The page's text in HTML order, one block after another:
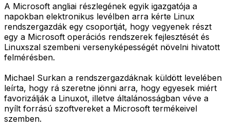
A Microsoft angliai részlegének egyik igazgatója a
napokban elektronikus levélben arra kérte Linux
rendszergazdák egy csoportját, hogy vegyenek részt
egy a Microsoft operációs rendszerek fejlesztését és
Linuxszal szembeni versenyképességét növelni hivatott
felmérésben.
Michael Surkan a rendszergazdáknak küldött levelében
leírta, hogy rá szeretne jönni arra, hogy egyesek miért
favorizálják a Linuxot, illetve általánosságban véve a
nyílt forrású szoftvereket a Microsoft termékeivel
szemben.